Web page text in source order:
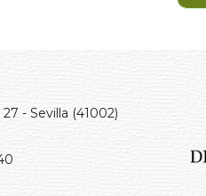
27 - Sevilla (41002)